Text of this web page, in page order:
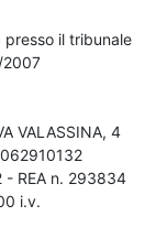
il tribunale
2007
VALASSINA, 4
- REA n. 293834
i.v.